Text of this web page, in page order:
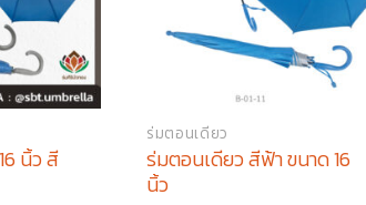
นิ้ว สี
ร่มตอนเดียว
ร่มตอนเดียว สีฟ้า ขนาด 16
นิ้ว